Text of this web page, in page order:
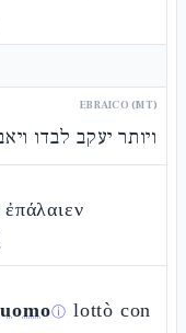
EBRAICO (MT)
ויותר יעקב לבדו
ⓘ lottò con